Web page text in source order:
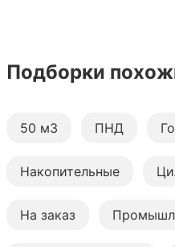
Подборки
50 м3 ПНД
Накопительные
На заказ